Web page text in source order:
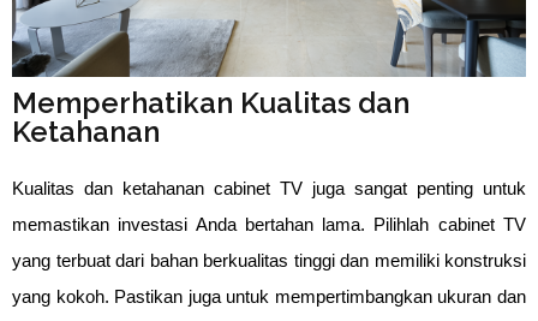
Memperhatikan Kualitas dan
Ketahanan
Kualitas dan ketahanan cabinet TV juga sangat penting untuk
memastikan investasi Anda bertahan lama. Pilihlah cabinet TV
yang terbuat dari bahan berkualitas tinggi dan memiliki konstruksi
yang kokoh. Pastikan juga untuk mempertimbangkan ukuran dan